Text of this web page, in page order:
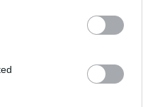
dall’
Osservatorio nazionale
vicissitudini economiche